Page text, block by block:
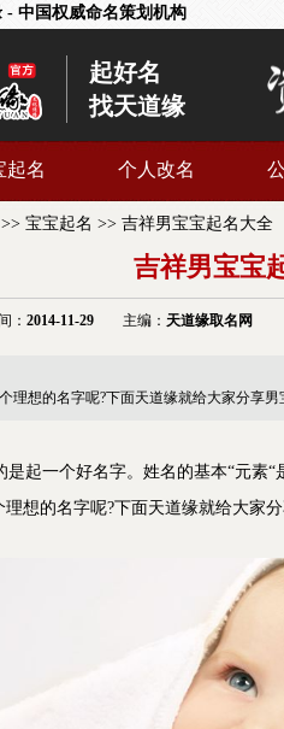
- 中国权威命名策划机构
起好名
找天道缘
起名 个人改名
>> 宝宝起名 >> 吉祥男宝宝起名大全
吉祥男宝宝
： 2014-11-29主编： 天道缘取名网 来
理想的名字呢?下面天道缘就给大家分享男
起一个好名字。姓名的基本“元素“
理想的名字呢?下面天道缘就给大家